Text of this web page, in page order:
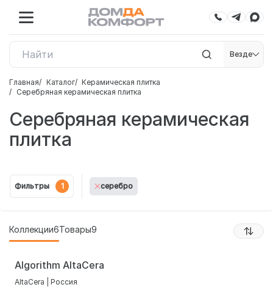
Везде
Главная Каталог
Керамическая плитка
Серебряная керамическая плитка
Серебряная керамическая
плитка
Фильтры 1 серебро
Коллекции6Товары9
Algorithm AltaCera
AltaCera | Россия